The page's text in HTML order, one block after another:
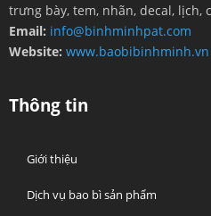
trưng bày, tem, nhãn, decal,
Email: info@binhminhpat.com
Website: www.baobibinhminh.vn
Thông tin
Giới thiệu
Dịch vụ bao bì sản phẩm